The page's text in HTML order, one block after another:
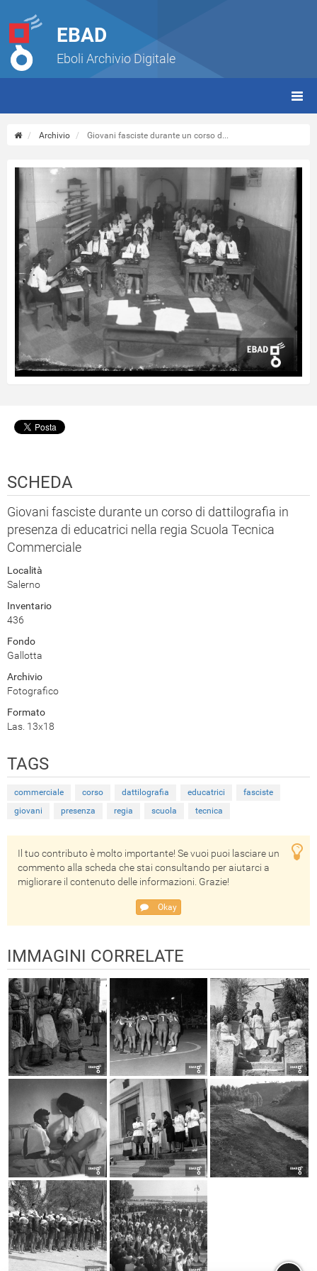
EBAD
Eboli Archivio Digitale
Archivio Giovani fasciste durante un corso d...
SCHEDA
Giovani fasciste durante un corso di dattilografia in
presenza di educatrici nella regia Scuola Tecnica
Commerciale
Località
Salerno
Inventario
436
Fondo
Gallotta
Archivio
Fotografico
Formato
Las. 13x18
TAGS
commerciale corso dattilografia educatrici
fasciste
giovani
presenza regia scuola tecnica
Il tuo contributo è molto importante! Se vuoi puoi lasciare un
commento alla scheda che stai consultando per aiutarci a
migliorare il contenuto delle informazioni. Grazie!
Okay
IMMAGINI CORRELATE